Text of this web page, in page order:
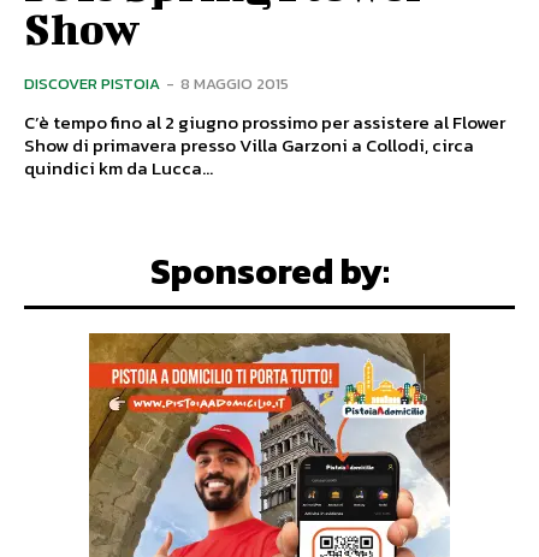
Show
DISCOVER PISTOIA - 8 MAGGIO 2015
C’è tempo fino al 2 giugno prossimo per assistere al Flower
Show di primavera presso Villa Garzoni a Collodi, circa
quindici km da Lucca...
Sponsored by: